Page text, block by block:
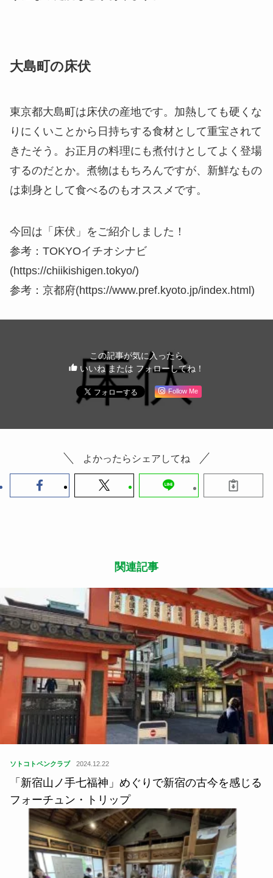
大島町の床伏
東京都大島町は床伏の産地です。加熱しても硬くな
りにくいことから日持ちする食材として重宝されて
きたそう。お正月の料理にも煮付けとしてよく登場
するのだとか。煮物はもちろんですが、新鮮なもの
は刺身として食べるのもオススメです。
今回は「床伏」をご紹介しました！
参考：TOKYOイチオシナビ
(https://chiikishigen.tokyo/)
参考：京都府(https://www.pref.kyoto.jp/index.html)
この記事が気に入ったら
いいね または フォローしてね！
Follow Me
よかったらシェアしてね
関連記事
ソトコトペンクラブ 2024.12.22
「新宿山ノ手七福神」めぐりで新宿の古今を感じる
フォーチュン・トリップ